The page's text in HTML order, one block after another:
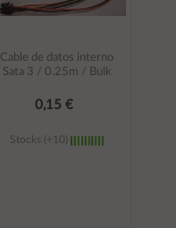
Cable de datos interno
Sata 3 / 0.25m / Bulk
0,15 €
Stocks (+10)